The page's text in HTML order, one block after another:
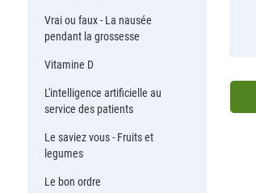
Vrai ou faux - La nausée
pendant la grossesse
Vitamine D
L'intelligence artificielle au
service des patients
Le saviez vous - Fruits et
legumes
Le bon ordre